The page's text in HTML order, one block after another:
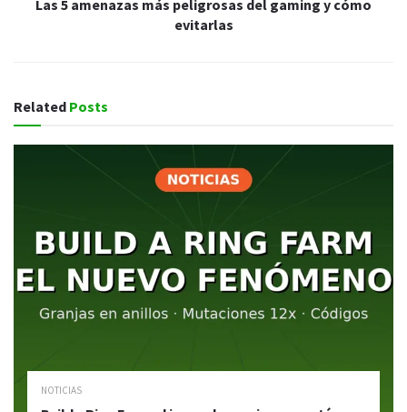
Las 5 amenazas más peligrosas del gaming y cómo
evitarlas
Related Posts
NOTICIAS